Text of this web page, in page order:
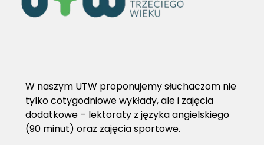
W naszym UTW proponujemy słuchaczom nie
tylko cotygodniowe wykłady, ale i zajęcia
dodatkowe – lektoraty z języka angielskiego
(90 minut) oraz zajęcia sportowe.